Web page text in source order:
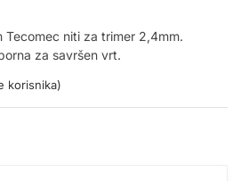
Tecomec niti za trimer 2,4mm.
za savršen vrt.
korisnika)